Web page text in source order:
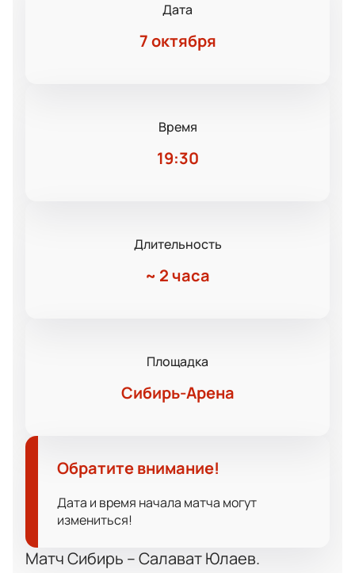
Дата
7 октября
Время
19:30
Длительность
~ 2 часа
Площадка
Сибирь-Арена
Обратите внимание!
Дата и время начала матча могут
измениться!
Матч Сибирь – Салават Юлаев.